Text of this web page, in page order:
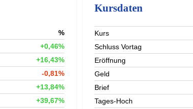
%
+0,46%
+16,43%
-0,81%
+13,84%
+39,67%
Kursdaten
Kurs
Schluss Vortag
Eröffnung
Geld
Brief
Tages-Hoch